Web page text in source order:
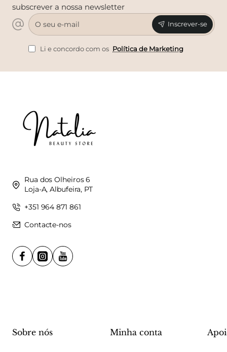
subscrever a nossa newsletter
O
seu
e-
mail
Inscrever-se
Li e concordo com os Política de Marketing
Rua dos Olheiros 6
Loja-A, Albufeira, PT
+351 964 871 861
Contacte-nos
Sobre nós Minha conta